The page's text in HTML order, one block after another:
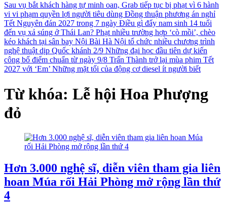
Sau vụ bắt khách hàng tự minh oan, Grab tiếp tục bị phạt vì 6 hành
vi vi phạm quyền lợi người tiêu dùng Đồng thuận phương án nghỉ
Tết Nguyên đán 2027 trong 7 ngày Điều gì đẩy nam sinh 14 tuổi
đến vụ xả súng ở Thái Lan? Phạt nhiều trường hợp ‘cò mồi’, chèo
kéo khách tại sân bay Nội Bài Hà Nội tổ chức nhiều chương trình
nghệ thuật dịp Quốc khánh 2/9 Những đại học đầu tiên dự kiến
công bố điểm chuẩn từ ngày 9/8 Trấn Thành trở lại mùa phim Tết
2027 với ‘Em’ Những mặt tối của động cơ diesel ít người biết
Từ khóa: Lễ hội Hoa Phượng
đỏ
Hơn 3.000 nghệ sĩ, diễn viên tham gia liên
hoan Múa rối Hải Phòng mở rộng lần thứ
4